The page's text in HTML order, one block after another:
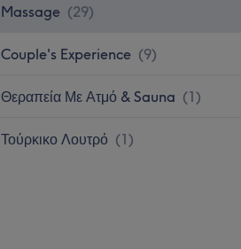
Massage (29)
Couple's Experience (9)
Θεραπεία Με Ατμό & Sauna (1)
Τούρκικο Λουτρό (1)